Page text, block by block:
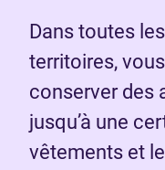
Dans toutes
territoires,
conserver des
jusqu’à une
vêtements et